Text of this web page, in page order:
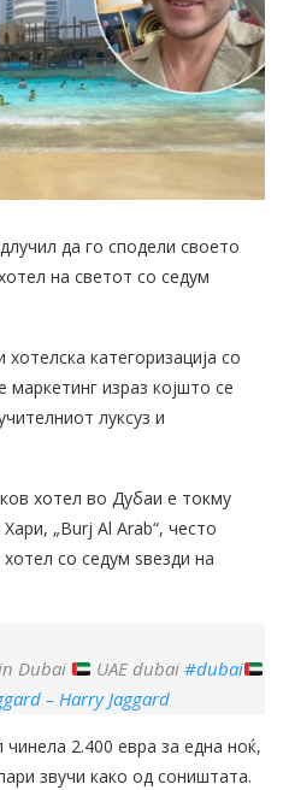
да го сподели своето
на светот со седум
категоризација со
маркетинг израз којшто се
луксуз и
хотел во Дубаи е токму
„Burj Al Arab“, често
со седум ѕвезди на
Dubai
UAE dubai#dubai
– Harry Jaggard
чинела 2.400 евра за една ноќ,
звучи како од соништата.